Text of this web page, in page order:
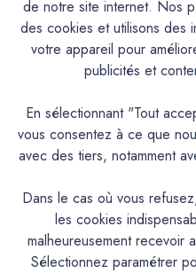
Mercadier édition
Badimat® - Couleur Vert de
Gris - 5 Kg - Badigeon de
pigmentaire
81,40€
de notre site internet. Nos
des cookies et utilisons des
votre appareil pour
publicités et
En sélectionnant "Tout
vous consentez à ce que
avec des tiers, notamment
Dans le cas où vous
les cookies
malheureusement recevoir
Sélectionnez paramétrer